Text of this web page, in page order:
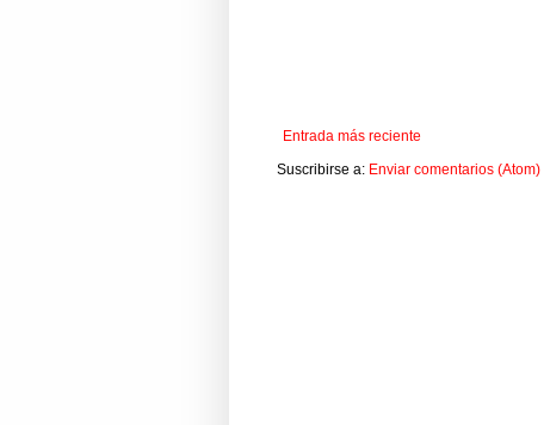
Entrada más reciente
Suscribirse a: Enviar comentarios (Atom)